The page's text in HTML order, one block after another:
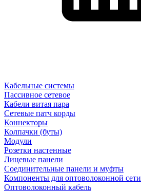
Кабельные системы
Пассивное сетевое
Кабели витая пара
Сетевые патч корды
Коннекторы
Колпачки (буты)
Модули
Розетки настенные
Лицевые панели
Соединительные панели и муфты
Компоненты для оптоволоконной сети
Оптоволоконный кабель